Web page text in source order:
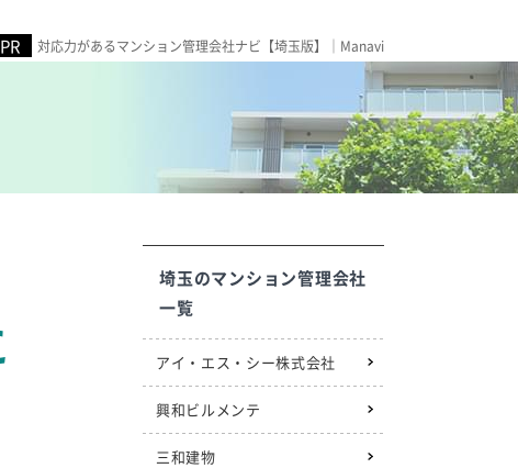
対応力があるマンション管理会社ナビ【埼玉版】｜Manavi
埼玉のマンション管理会社
一覧
アイ・エス・シー株式会社
興和ビルメンテ
三和建物